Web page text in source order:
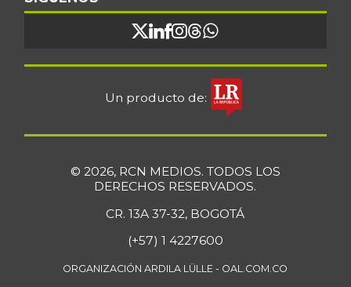
Un producto de:
© 2026, RCN MEDIOS. TODOS LOS
DERECHOS RESERVADOS.
CR. 13A 37-32, BOGOTÁ
(+57) 1 4227600
ORGANIZACIÓN ARDILA LÜLLE - OAL.COM.CO